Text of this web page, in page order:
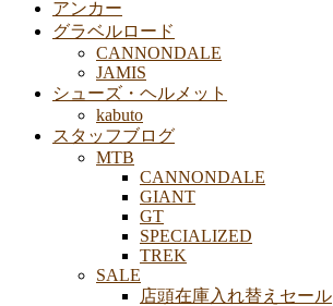
アンカー
グラベルロード
CANNONDALE
JAMIS
シューズ・ヘルメット
kabuto
スタッフブログ
MTB
CANNONDALE
GIANT
GT
SPECIALIZED
TREK
SALE
店頭在庫入れ替えセール